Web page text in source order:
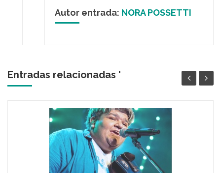
Autor entrada: NORA POSSETTI
Entradas relacionadas '